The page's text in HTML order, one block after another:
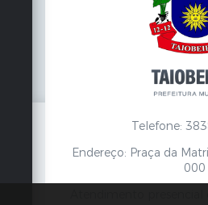
Telefone:
Endereço: Praça da
000